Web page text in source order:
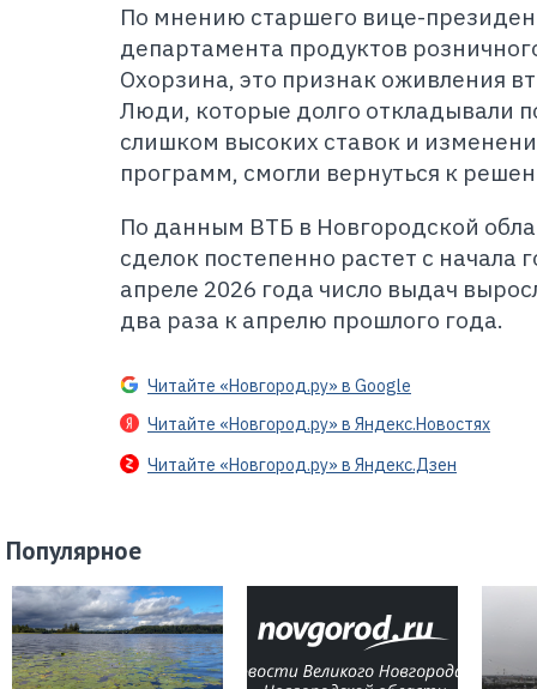
По мнению старшего вице-
департамента продуктов
Охорзина, это признак оживления
Люди, которые долго откладывали
слишком высоких ставок и
программ, смогли вернуться к
По данным ВТБ в Новгородской
сделок постепенно растет с начала
апреле 2026 года число выдач
два раза к апрелю прошлого года.
Читайте «Новгород.ру» в Google
Читайте «Новгород.ру» в Яндекс.Новостях
Читайте «Новгород.ру» в Яндекс.Дзен
Популярное